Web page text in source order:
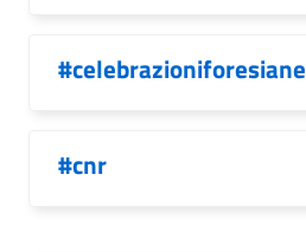
#celebrazioniforesiane
#cnr